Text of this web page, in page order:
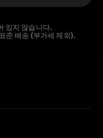
있지 않습니다.
준 배송 (부가세 제외).